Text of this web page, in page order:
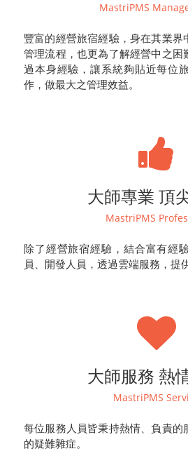
MastriPMS
豐富的經營旅宿經驗，身在其業界
管理流程，也更為了解經營中之困
過本身經驗，讓系統夠貼近每位
作，做最大之管理效益。
大師專業 頂
MastriPMS
除了經營旅宿經驗，結合富有經
員、開發人員，透過雲端服務，提
大師服務 熱
MastriPMS
每位服務人員皆秉持熱情、負責的
的疑難雜症。